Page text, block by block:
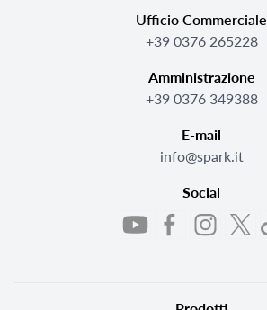
Ufficio Commerciale
+39 0376 265228
Amministrazione
+39 0376 349388
E-mail
info@spark.it
Social